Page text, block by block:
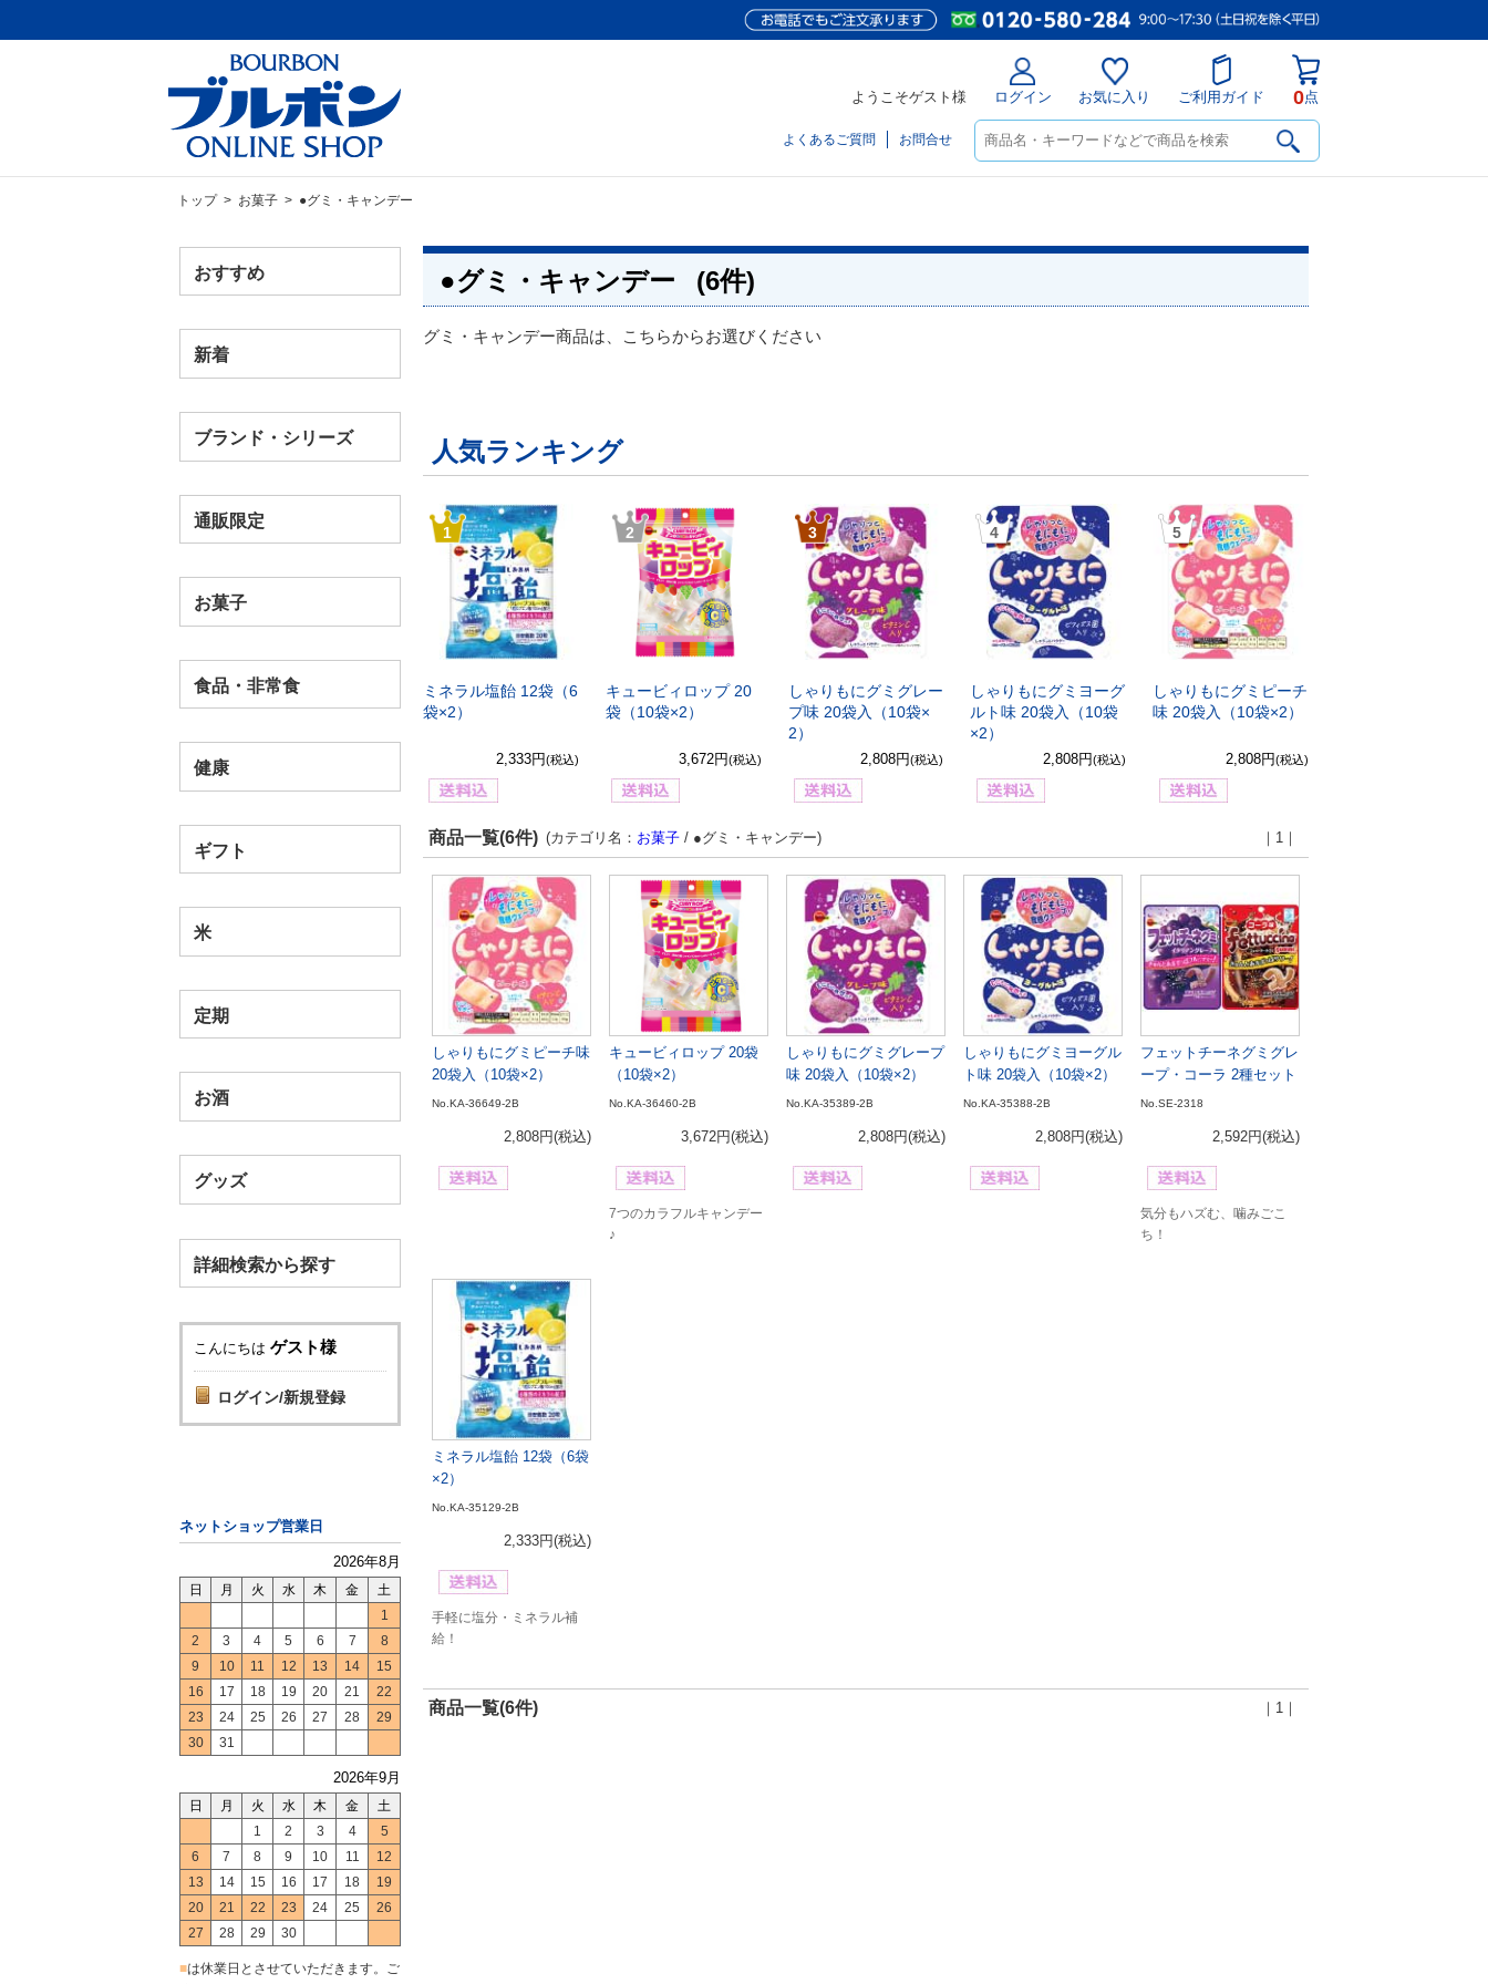
ようこそゲスト様 ログイン お気に入り ご利用ガイド 0点
よくあるご質問 お問合せ
トップ> お菓子> ●グミ・キャンデー
おすすめ
新着
ブランド・シリーズ
通販限定
お菓子
食品・非常食
健康
ギフト
米
定期
お酒
グッズ
詳細検索から探す
こんにちは ゲスト様
ログイン/新規登録
ネットショップ営業日
2026年8月
日 月 火 水 木 金
土
1
2
3 4 5 6 7
8
9
10 11 12 13 14
15
16
17 18 19 20 21
22
23
24 25 26 27 28
29
30
31
2026年9月
日 月 火 水 木 金
土
1
2 3 4
5
6
7 8 9 10 11
12
13
14 15 16 17 18
19
20
21 22 23 24 25
26
27
28 29 30
■は休業日とさせていただきます。ご
●グミ・キャンデー (6件)
グミ・キャンデー商品は、こちらからお選びください
人気ランキング
1
ミネラル塩飴 12袋（6
袋×2）
2,333円(税込)
2
キュービィロップ 20
袋（10袋×2）
3,672円(税込)
3
しゃりもにグミグレー
プ味 20袋入（10袋×
2）
2,808円(税込)
4
しゃりもにグミヨーグ
ルト味 20袋入（10袋
×2）
2,808円(税込)
5
しゃりもにグミピーチ
味 20袋入（10袋×2）
2,808円(税込)
商品一覧(6件) ｜1｜
(カテゴリ名： お菓子 / ●グミ・キャンデー)
しゃりもにグミピーチ味
20袋入（10袋×2）
No.KA-36649-2B
2,808円(税込)
キュービィロップ 20袋
（10袋×2）
No.KA-36460-2B
3,672円(税込)
7つのカラフルキャンデー
♪
しゃりもにグミグレープ
味 20袋入（10袋×2）
No.KA-35389-2B
2,808円(税込)
しゃりもにグミヨーグル
ト味 20袋入（10袋×2）
No.KA-35388-2B
2,808円(税込)
フェットチーネグミグレ
ープ・コーラ 2種セット
No.SE-2318
2,592円(税込)
気分もハズむ、噛みごこ
ち！
ミネラル塩飴 12袋（6袋
×2）
No.KA-35129-2B
2,333円(税込)
手軽に塩分・ミネラル補
給！
商品一覧(6件) ｜1｜